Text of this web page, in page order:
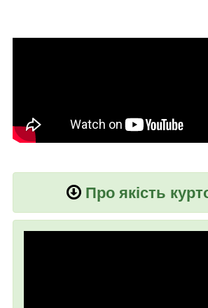
Про якість